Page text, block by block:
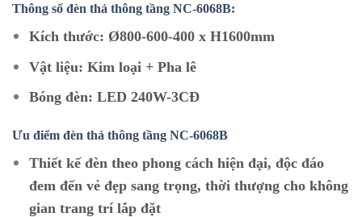
Thông số đèn thả thông tầng NC-6068B:
Kích thước: Ø800-600-400 x H1600mm
Vật liệu: Kim loại + Pha lê
Bóng đèn: LED 240W-3CĐ
Ưu điểm đèn thả thông tầng NC-6068B
Thiết kế đèn theo phong cách hiện đại, độc đáo
đem đến vẻ đẹp sang trọng, thời thượng cho không
gian trang trí lắp đặt